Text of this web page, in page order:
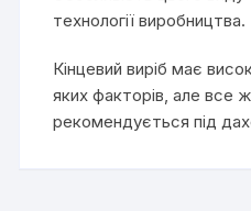
технології виробництва.
Кінцевий виріб має
яких факторів, але все
рекомендується під